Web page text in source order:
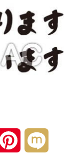
Pinterest